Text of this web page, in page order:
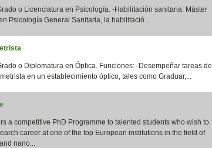
o Licenciatura en Psicología. -Habilitación sanitaria: Máster
Psicología General Sanitaria, la habilitació...
o Diplomatura en Óptica. Funciones: -Desempeñar tareas de
en un establecimiento óptico, tales como Graduar,...
a competitive PhD Programme to talented students who wish to
career at one of the top European institutions in the field of
nano...